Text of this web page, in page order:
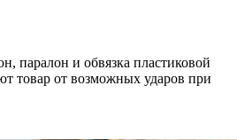
паралон и обвязка пластиковой
товар от возможных ударов при